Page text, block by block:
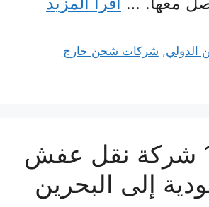
الدولي, شركات شحن خارج
افضل 15 شركة نقل عفش
إلى البحرين